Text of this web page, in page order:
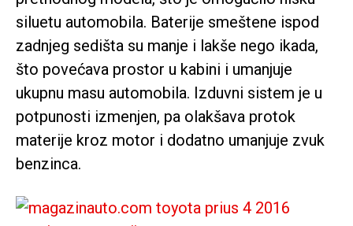
siluetu automobila. Baterije smeštene ispod
zadnjeg sedišta su manje i lakše nego ikada,
što povećava prostor u kabini i umanjuje
ukupnu masu automobila. Izduvni sistem je u
potpunosti izmenjen, pa olakšava protok
materije kroz motor i dodatno umanjuje zvuk
benzinca.